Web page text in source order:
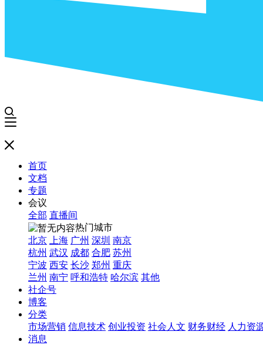
首页
文档
专题
会议
全部 直播间
热门城市
北京
上海 广州 深圳 南京
杭州 武汉 成都 合肥 苏州
宁波 西安 长沙 郑州 重庆
兰州 南宁 呼和浩特 哈尔滨 其他
社企号
博客
分类
市场营销 信息技术 创业投资 社会人文 财务财经 人力资
消息